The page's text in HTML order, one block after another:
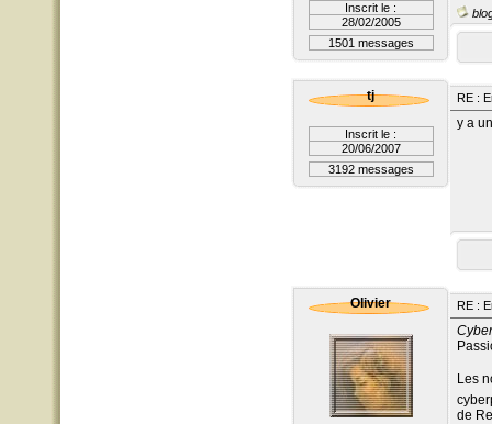
Inscrit le :
28/02/2005
1501 messages
tj
Inscrit le :
20/06/2007
3192 messages
RE :
y a
Olivier RE :
Les
de